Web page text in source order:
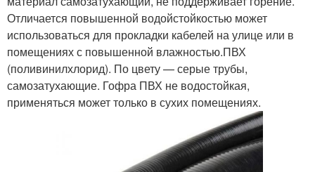
Отличается повышенной водойстойкостью может
использоваться для прокладки кабелей на улице или в
помещениях с повышенной влажностью.ПВХ
(поливинилхлорид). По цвету — серые трубы,
самозатухающие. Гофра ПВХ не водостойкая,
применяться может только в сухих помещениях.